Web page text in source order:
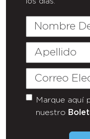
Nombre
Pila
Apellido
Correo
Untitled
Marque aquí
nuestro